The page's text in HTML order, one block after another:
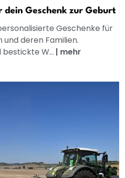
dein Geschenk zur Geburt
Geschenke für
deren Familien.
W... | mehr